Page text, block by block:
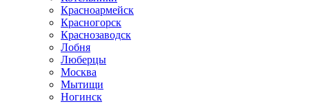
Красноармейск
Красногорск
Краснозаводск
Лобня
Люберцы
Москва
Мытищи
Ногинск